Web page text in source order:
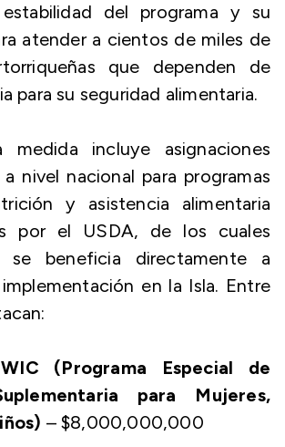
del programa y su
atender a cientos de miles de
que dependen de
para su seguridad alimentaria.
medida incluye asignaciones
nivel nacional para programas
y asistencia alimentaria
por el USDA, de los cuales
se beneficia directamente a
en la Isla. Entre
(Programa Especial de
para Mujeres,
– $8,000,000,000